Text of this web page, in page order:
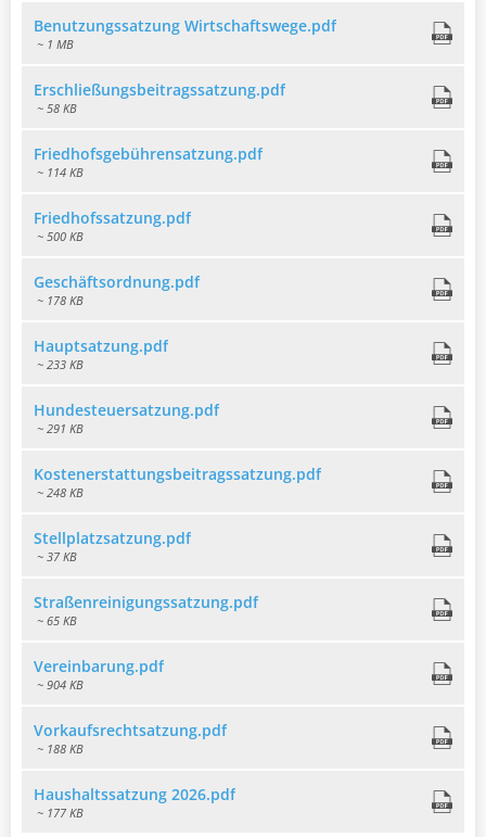
Benutzungssatzung Wirtschaftswege.pdf
~ 1 MB
Erschließungsbeitragssatzung.pdf
~ 58 KB
Friedhofsgebührensatzung.pdf
~ 114 KB
Friedhofssatzung.pdf
~ 500 KB
Geschäftsordnung.pdf
~ 178 KB
Hauptsatzung.pdf
~ 233 KB
Hundesteuersatzung.pdf
~ 291 KB
Kostenerstattungsbeitragssatzung.pdf
~ 248 KB
Stellplatzsatzung.pdf
~ 37 KB
Straßenreinigungssatzung.pdf
~ 65 KB
Vereinbarung.pdf
~ 904 KB
Vorkaufsrechtsatzung.pdf
~ 188 KB
Haushaltssatzung 2026.pdf
~ 177 KB